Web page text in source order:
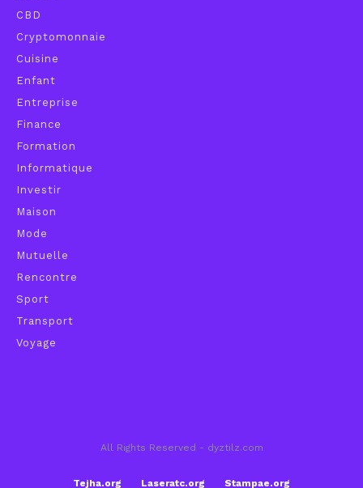
CBD
Cryptomonnaie
Cuisine
Enfant
Entreprise
Finance
Formation
Informatique
Investir
Maison
Mode
Mutuelle
Rencontre
Sport
Transport
Voyage
All Rights Reserved - dyztilz.com
Tejha.org Laseratc.org Stampae.org